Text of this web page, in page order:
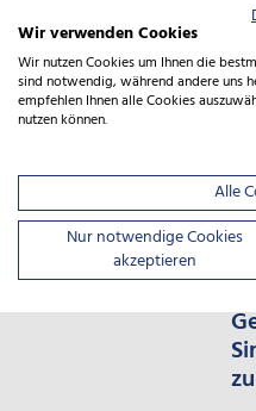
Wir verwenden Cookies
Wir nutzen Cookies um Ihnen die
sind notwendig, während andere uns
empfehlen Ihnen alle Cookies
nutzen können.
Alle
Nur notwendige Cookies
akzeptieren